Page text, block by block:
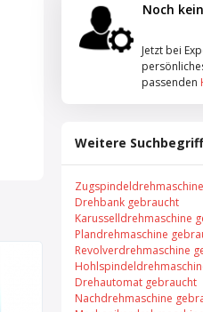
Noch
Jetzt bei
passenden
Weitere
Drehbank gebraucht
Karusselldrehmaschine
Plandrehmaschine
Revolverdrehmaschine
Drehautomat gebraucht
Nachdrehmaschine